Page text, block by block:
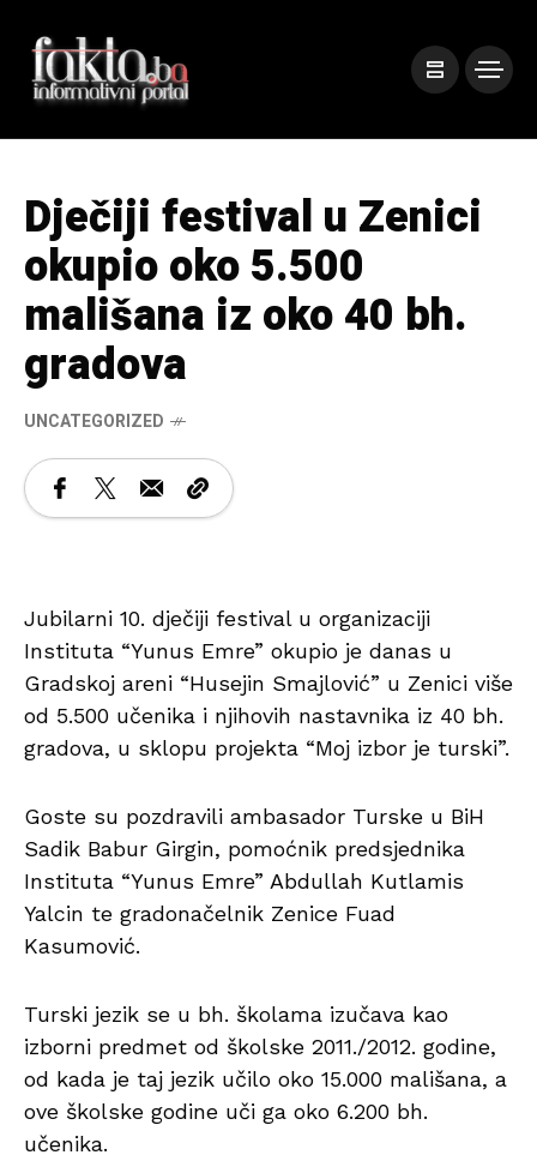
Dječiji festival u Zenici
okupio oko 5.500
mališana iz oko 40 bh.
gradova
UNCATEGORIZED
Jubilarni 10. dječiji festival u organizaciji
Instituta “Yunus Emre” okupio je danas u
Gradskoj areni “Husejin Smajlović” u Zenici više
od 5.500 učenika i njihovih nastavnika iz 40 bh.
gradova, u sklopu projekta “Moj izbor je turski”.
Goste su pozdravili ambasador Turske u BiH
Sadik Babur Girgin, pomoćnik predsjednika
Instituta “Yunus Emre” Abdullah Kutlamis
Yalcin te gradonačelnik Zenice Fuad
Kasumović.
Turski jezik se u bh. školama izučava kao
izborni predmet od školske 2011./2012. godine,
od kada je taj jezik učilo oko 15.000 mališana, a
ove školske godine uči ga oko 6.200 bh.
učenika.